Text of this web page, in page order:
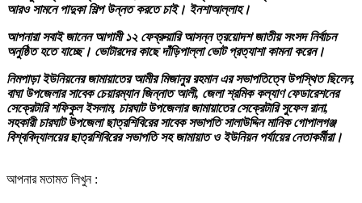
আরও সামনে পাদুকা শিল্প উন্নত করতে চাই। ইনশাআল্লাহ।
আপনারা সবাই জানেন আগামী ১২ ফেব্রুয়ারি আসন্ন ত্রয়োদশ জাতীয় সংসদ নির্বাচন
অনুষ্ঠিত হতে যাচ্ছে। ভোটারদের কাছে দাঁড়িপাল্লা ভোট প্রত্যাশা কামনা করেন।
নিমপাড়া ইউনিয়নের জামায়াতের আমীর মিজানুর রহমান এর সভাপতিত্বে উপস্থিত ছিলেন,
বাঘা উপজেলার সাবেক চেয়ারম্যান জিন্নাত আলী, জেলা শ্রমিক কল্যাণ ফেডারেশনের
সেক্রেটারি শফিকুল ইসলাম, চারঘাট উপজেলার জামায়াতের সেক্রেটারি সুফেল রানা,
সহকারী চারঘাট উপজেলা ছাত্রশিবিরের সাবেক সভাপতি সালাউদ্দিন মানিক গোপালগঞ্জ
বিশ্ববিদ্যালয়ের ছাত্রশিবিরের সভাপতি সহ জামায়াত ও ইউনিয়ন পর্যায়ের নেতাকর্মীরা।
আপনার মতামত লিখুন :